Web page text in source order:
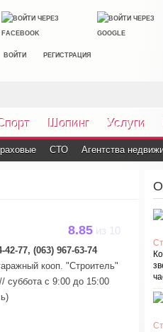
ВОЙТИ РЕГИСТРАЦИЯ
Шопинг Услуги
СТО Агентства
8.85из 10
42-77, (063) 967-63-74
кооп. "Строитель"
суббота c 9:00 до 15:00